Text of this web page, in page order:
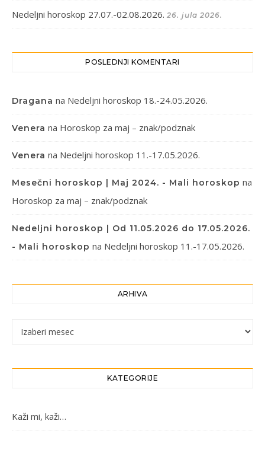
Nedeljni horoskop 27.07.-02.08.2026. 26. jula 2026.
POSLEDNJI KOMENTARI
Dragana na Nedeljni horoskop 18.-24.05.2026.
Venera na Horoskop za maj – znak/podznak
Venera na Nedeljni horoskop 11.-17.05.2026.
Mesečni horoskop | Maj 2024. - Mali horoskop na
Horoskop za maj – znak/podznak
Nedeljni horoskop | Od 11.05.2026 do 17.05.2026.
- Mali horoskop na Nedeljni horoskop 11.-17.05.2026.
ARHIVA
Arhiva
KATEGORIJE
Kaži mi, kaži…